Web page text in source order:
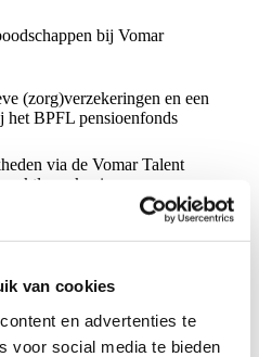
van cookies
en advertenties te
voor social media te bieden
bij Vomar
(zorg)verzekeringen en een
het BPFL pensioenfonds
via de Vomar Talent